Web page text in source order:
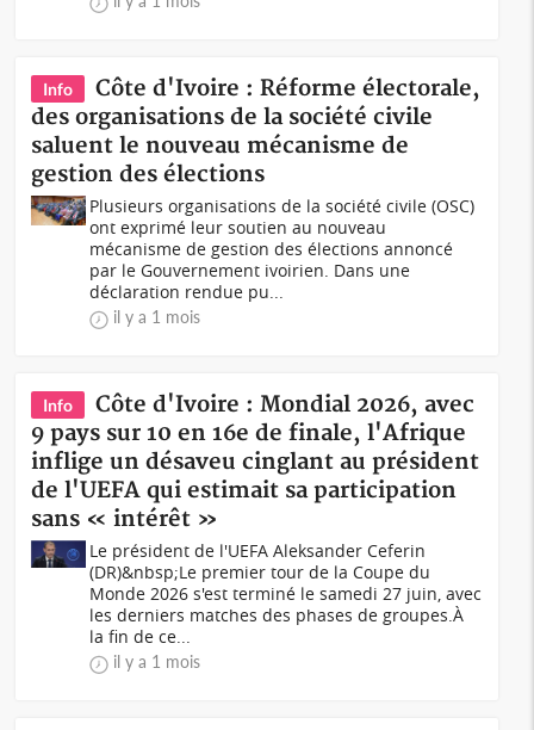
Info
Côte d'Ivoire : Réforme électorale,
des organisations de la société civile
saluent le nouveau mécanisme de
gestion des élections
Plusieurs organisations de la société civile (OSC)
ont exprimé leur soutien au nouveau
mécanisme de gestion des élections annoncé
par le Gouvernement ivoirien. Dans une
déclaration rendue pu...
il y a 1 mois
Info
Côte d'Ivoire : Mondial 2026, avec
9 pays sur 10 en 16e de finale, l'Afrique
inflige un désaveu cinglant au président
de l'UEFA qui estimait sa participation
sans « intérêt »
Le président de l'UEFA Aleksander Ceferin
(DR)&nbsp;Le premier tour de la Coupe du
Monde 2026 s'est terminé le samedi 27 juin, avec
les derniers matches des phases de groupes.À
la fin de ce...
il y a 1 mois